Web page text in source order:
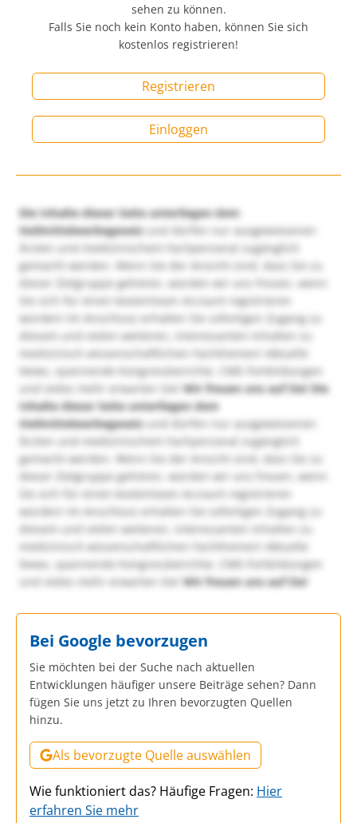
sehen zu können.
Falls Sie noch kein Konto haben, können Sie sich
kostenlos registrieren!
Registrieren
Einloggen
Die Inhalte dieser Seite unterliegen dem
Heilmittelwerbegesetzund dürfen nur ausgewiesenen
Ärzten und medizinischem Fachpersonal zugänglich
gemacht werden. Wenn Sie der Ansicht sind, dass Sie zu
dieser Zielgruppe gehören, würden wir uns freuen, wenn
Sie sich für einen kostenlosen Account registrieren
würden! Im Anschluss erhalten Sie sofortigen Zugang zu
diesem und vielen weiteren, interessanten Inhalten zu
medizinisch-wissenschaftlichen Fachthemen! Aktuelle
News, spannende Kongressberichte, CME-Fortbildungen
und vieles mehr erwarten Sie!Wir freuen uns auf Sie! Die
Inhalte dieser Seite unterliegen dem
Heilmittelwerbegesetzund dürfen nur ausgewiesenen
Ärzten und medizinischem Fachpersonal zugänglich
gemacht werden. Wenn Sie der Ansicht sind, dass Sie zu
dieser Zielgruppe gehören, würden wir uns freuen, wenn
Sie sich für einen kostenlosen Account registrieren
würden! Im Anschluss erhalten Sie sofortigen Zugang zu
diesem und vielen weiteren, interessanten Inhalten zu
medizinisch-wissenschaftlichen Fachthemen! Aktuelle
News, spannende Kongressberichte, CME-Fortbildungen
und vieles mehr erwarten Sie!Wir freuen uns auf Sie!
Bei Google bevorzugen
Sie möchten bei der Suche nach aktuellen
Entwicklungen häufiger unsere Beiträge sehen? Dann
fügen Sie uns jetzt zu Ihren bevorzugten Quellen
hinzu.
Als bevorzugte Quelle auswählen
Wie funktioniert das? Häufige Fragen: Hier
erfahren Sie mehr